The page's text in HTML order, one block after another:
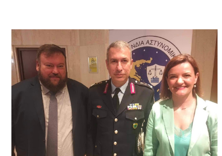
ΥΓΕΙΑ-ΟΜΟΡΦΙΑ
ΠΟΛΙΤΙΣΜΟΣ
ΠΕΡΙΒΑΛΛΟΝ
ΤΕΧΝΟΛΟΓΙΑ
ΔΙΕΘΝΗ